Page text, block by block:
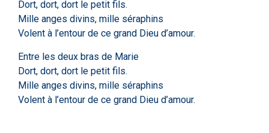
Dort, dort, dort le petit fils.
Mille anges divins, mille séraphins
Volent à l’entour de ce grand Dieu d’amour.
Entre les deux bras de Marie
Dort, dort, dort le petit fils.
Mille anges divins, mille séraphins
Volent à l’entour de ce grand Dieu d’amour.